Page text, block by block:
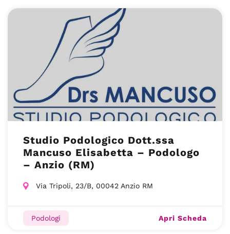
Studio Podologico Dott.ssa
Mancuso Elisabetta – Podologo
– Anzio (RM)
Via Tripoli, 23/B, 00042 Anzio RM
Podologi Apri Scheda